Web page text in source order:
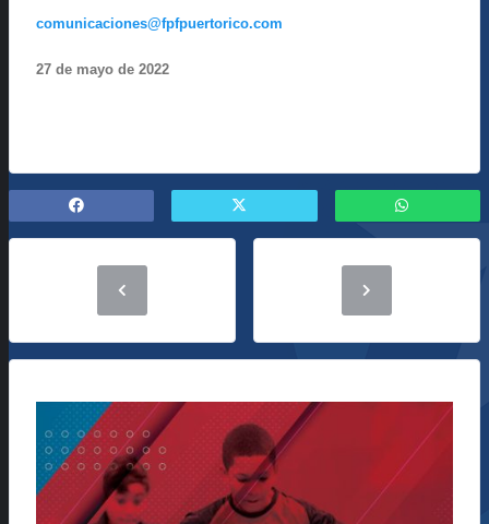
comunicaciones@fpfpuertorico.com
27 de mayo de 2022